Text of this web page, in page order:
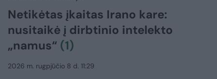
Netikėtas įkaitas Irano kare:
nusitaikė į dirbtinio intelekto
„namus“ (1)
2026 m. rugpjūčio 8 d. 11:29